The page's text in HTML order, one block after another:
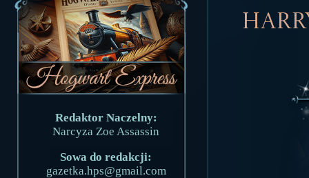
Redaktor Naczelny:
Narcyza Zoe Assassin
Sowa do redakcji:
gazetka.hps@gmail.com